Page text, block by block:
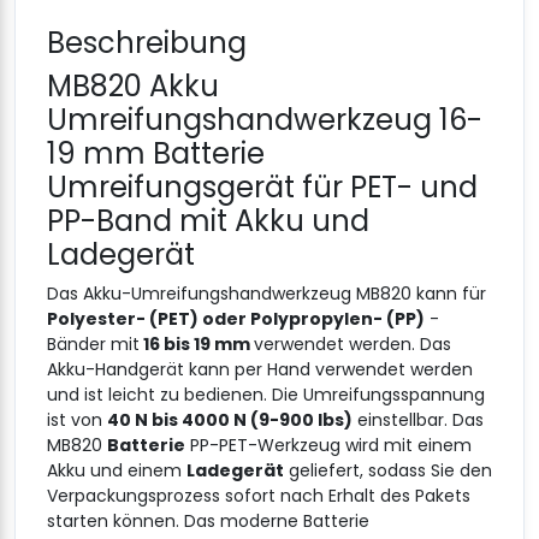
Beschreibung
MB820 Akku
Umreifungshandwerkzeug 16-
19 mm Batterie
Umreifungsgerät für PET- und
PP-Band mit Akku und
Ladegerät
Das Akku-Umreifungshandwerkzeug MB820 kann für
Polyester- (PET) oder Polypropylen- (PP) -
Bänder mit 16 bis 19 mmverwendet werden. Das
Akku-Handgerät kann per Hand verwendet werden
und ist leicht zu bedienen. Die Umreifungsspannung
ist von 40 N bis 4000 N (9-900 lbs) einstellbar. Das
MB820 Batterie PP-PET-Werkzeug wird mit einem
Akku und einem Ladegerät geliefert, sodass Sie den
Verpackungsprozess sofort nach Erhalt des Pakets
starten können. Das moderne Batterie